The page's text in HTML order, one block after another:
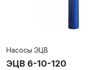
Насосы ЭЦВ
ЭЦВ 6-10-120